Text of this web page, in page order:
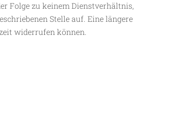
Folge zu keinem Dienstverhältnis,
Stelle auf. Eine längere
widerrufen können.